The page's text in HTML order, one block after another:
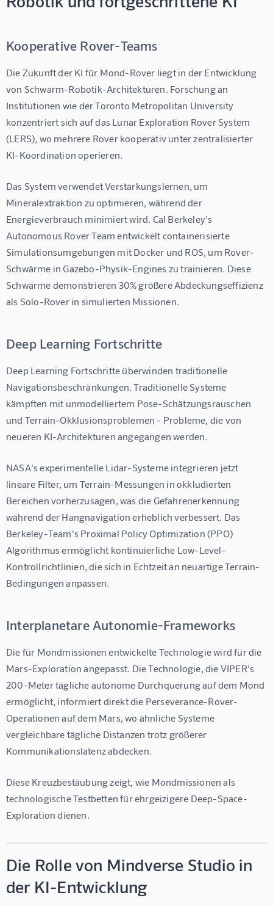
Kooperative Rover-Teams
Die Zukunft der KI für Mond-Rover liegt in der Entwicklung
von Schwarm-Robotik-Architekturen. Forschung an
Institutionen wie der Toronto Metropolitan University
konzentriert sich auf das Lunar Exploration Rover System
(LERS), wo mehrere Rover kooperativ unter zentralisierter
KI-Koordination operieren.
Das System verwendet Verstärkungslernen, um
Mineralextraktion zu optimieren, während der
Energieverbrauch minimiert wird. Cal Berkeley's
Autonomous Rover Team entwickelt containerisierte
Simulationsumgebungen mit Docker und ROS, um Rover-
Schwärme in Gazebo-Physik-Engines zu trainieren. Diese
Schwärme demonstrieren 30% größere Abdeckungseffizienz
als Solo-Rover in simulierten Missionen.
Deep Learning Fortschritte
Deep Learning Fortschritte überwinden traditionelle
Navigationsbeschränkungen. Traditionelle Systeme
kämpften mit unmodelliertem Pose-Schätzungsrauschen
und Terrain-Okklusionsproblemen - Probleme, die von
neueren KI-Architekturen angegangen werden.
NASA's experimentelle Lidar-Systeme integrieren jetzt
lineare Filter, um Terrain-Messungen in okkludierten
Bereichen vorherzusagen, was die Gefahrenerkennung
während der Hangnavigation erheblich verbessert. Das
Berkeley-Team's Proximal Policy Optimization (PPO)
Algorithmus ermöglicht kontinuierliche Low-Level-
Kontrollrichtlinien, die sich in Echtzeit an neuartige Terrain-
Bedingungen anpassen.
Interplanetare Autonomie-Frameworks
Die für Mondmissionen entwickelte Technologie wird für die
Mars-Exploration angepasst. Die Technologie, die VIPER's
200-Meter tägliche autonome Durchquerung auf dem Mond
ermöglicht, informiert direkt die Perseverance-Rover-
Operationen auf dem Mars, wo ähnliche Systeme
vergleichbare tägliche Distanzen trotz größerer
Kommunikationslatenz abdecken.
Diese Kreuzbestäubung zeigt, wie Mondmissionen als
technologische Testbetten für ehrgeizigere Deep-Space-
Exploration dienen.
Die Rolle von Mindverse Studio in
der KI-Entwicklung